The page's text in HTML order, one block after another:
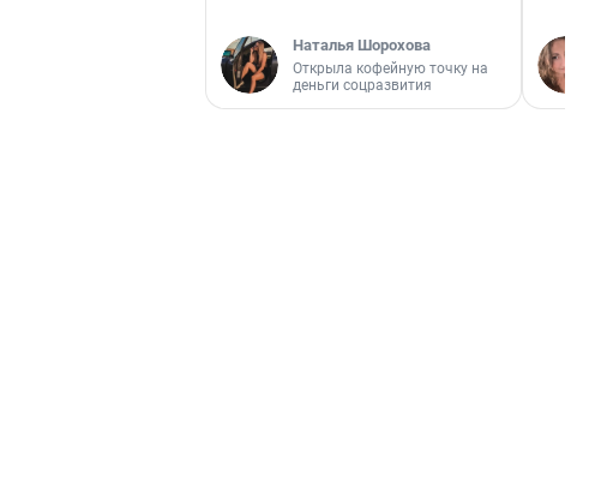
Наталья Шорохова
Открыла кофейную точку на
деньги соцразвития